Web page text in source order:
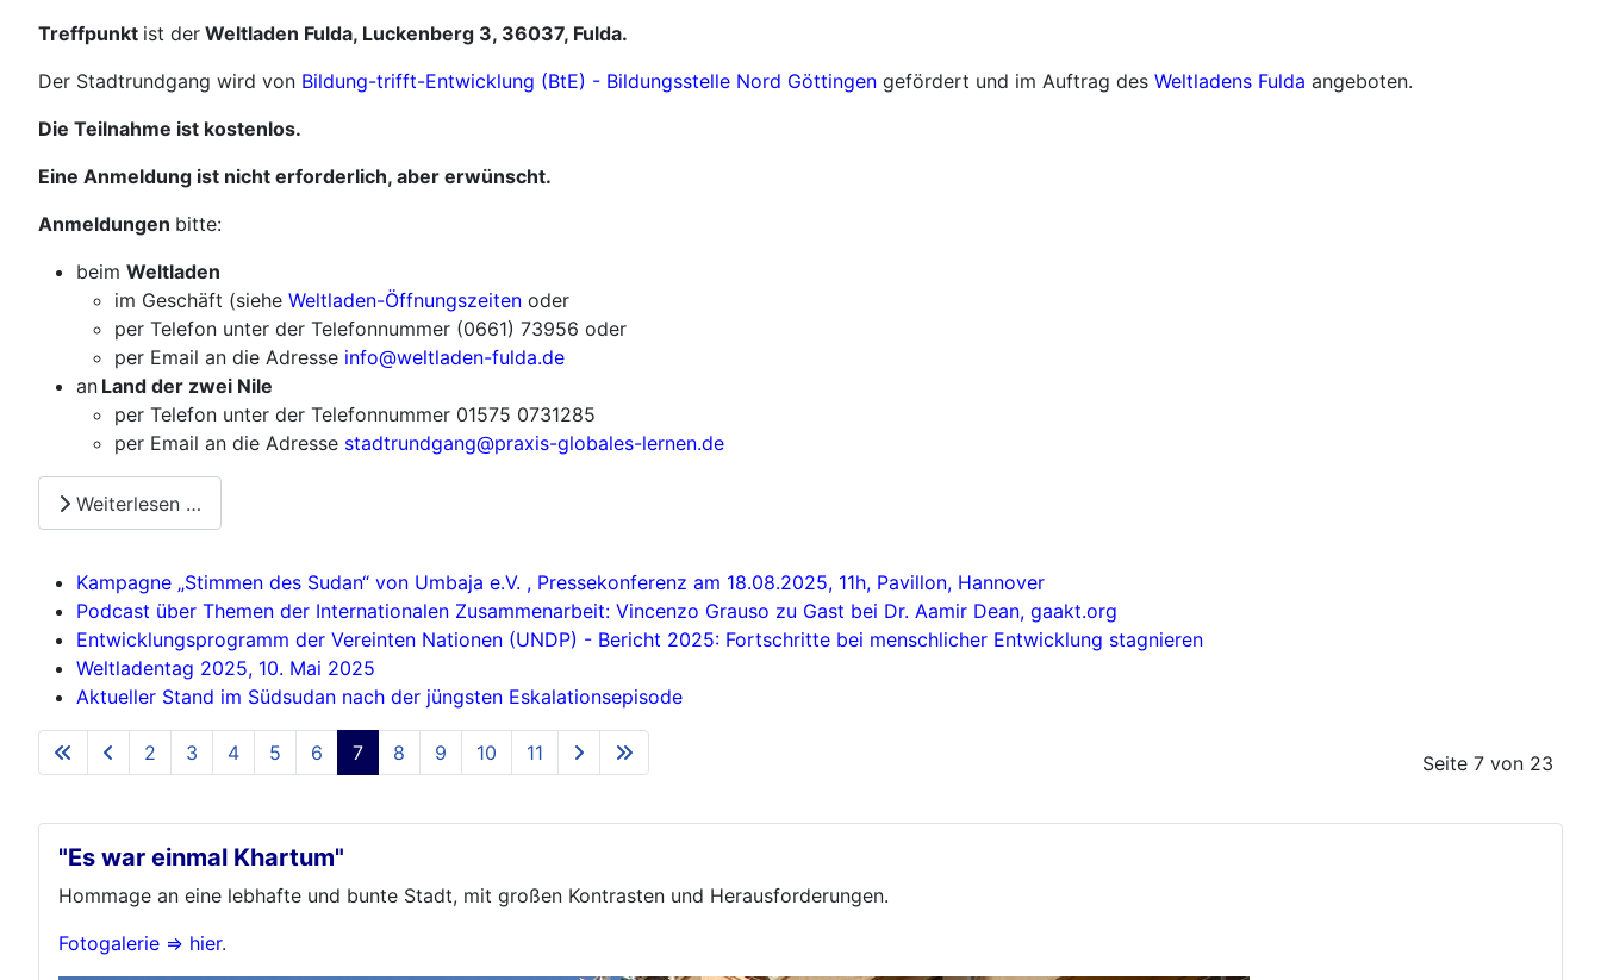
Treffpunkt ist der Weltladen Fulda, Luckenberg 3, 36037, Fulda.
Der Stadtrundgang wird von Bildung-trifft-Entwicklung (BtE) - Bildungsstelle Nord Göttingen gefördert und im Auftrag des Weltladens Fulda angeboten.
Die Teilnahme ist kostenlos.
Eine Anmeldung ist nicht erforderlich, aber erwünscht.
Anmeldungen bitte:
beim Weltladen
im Geschäft (siehe Weltladen-Öffnungszeiten oder
per Telefon unter der Telefonnummer (0661) 73956 oder
per Email an die Adresse info@weltladen-fulda.de
an Land der zwei Nile
per Telefon unter der Telefonnummer 01575 0731285
per Email an die Adresse stadtrundgang@praxis-globales-lernen.de
Weiterlesen …
Kampagne „Stimmen des Sudan“ von Umbaja e.V. , Pressekonferenz am 18.08.2025, 11h, Pavillon, Hannover
Podcast über Themen der Internationalen Zusammenarbeit: Vincenzo Grauso zu Gast bei Dr. Aamir Dean, gaakt.org
Ent­wicklungs­programm der Vereinten Nationen (UNDP) - Bericht 2025: Fortschritte bei menschlicher Entwicklung stagnieren
Weltladentag 2025, 10. Mai 2025
Aktueller Stand im Südsudan nach der jüngsten Eskalationsepisode
Seite 7 von 23
2 3 4 5 6 7 8 9 10 11
"Es war einmal Khartum"
Hommage an eine lebhafte und bunte Stadt, mit großen Kontrasten und Herausforderungen.
Fotogalerie => hier.